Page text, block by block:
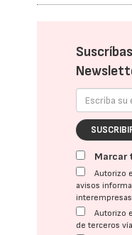
Marcar
Autorizo
avisos
Autorizo
de terceros